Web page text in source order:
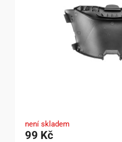
není skladem
99 Kč